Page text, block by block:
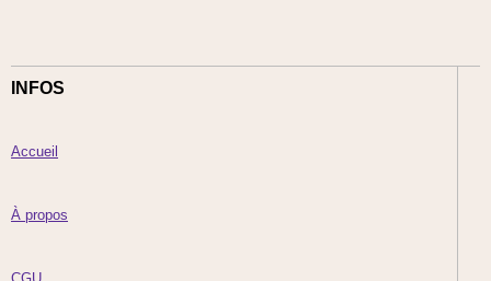
INFOS
Accueil
À propos